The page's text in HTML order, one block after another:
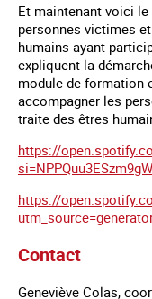
Et maintenant voici
personnes victimes
humains ayant
expliquent la
module de formation
accompagner les
traite des êtres
https://
https://
Contact
Geneviève Colas,